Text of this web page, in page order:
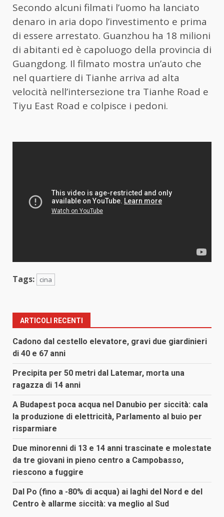
Secondo alcuni filmati l’uomo ha lanciato
denaro in aria dopo l’investimento e prima
di essere arrestato. Guanzhou ha 18 milioni
di abitanti ed è capoluogo della provincia di
Guangdong. Il filmato mostra un’auto che
nel quartiere di Tianhe arriva ad alta
velocità nell’intersezione tra Tianhe Road e
Tiyu East Road e colpisce i pedoni.
Tags: cina
ARTICOLI RECENTI
Cadono dal cestello elevatore, gravi due giardinieri
di 40 e 67 anni
Precipita per 50 metri dal Latemar, morta una
ragazza di 14 anni
A Budapest poca acqua nel Danubio per siccità: cala
la produzione di elettricità, Parlamento al buio per
risparmiare
Due minorenni di 13 e 14 anni trascinate e molestate
da tre giovani in pieno centro a Campobasso,
riescono a fuggire
Dal Po (fino a -80% di acqua) ai laghi del Nord e del
Centro è allarme siccità: va meglio al Sud